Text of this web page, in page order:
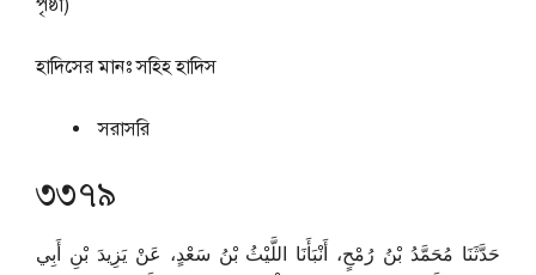
পৃষ্ঠা)
হাদিসের মানঃসহিহ হাদিস
সরাসরি
৩৩৭৯
حَدَّثَنَا مُحَمَّدُ بْنُ رُمْحٍ، أَنْبَأَنَا اللَّيْثُ بْنُ سَعْدٍ، عَنْ يَزِيدَ بْنِ أَبِي